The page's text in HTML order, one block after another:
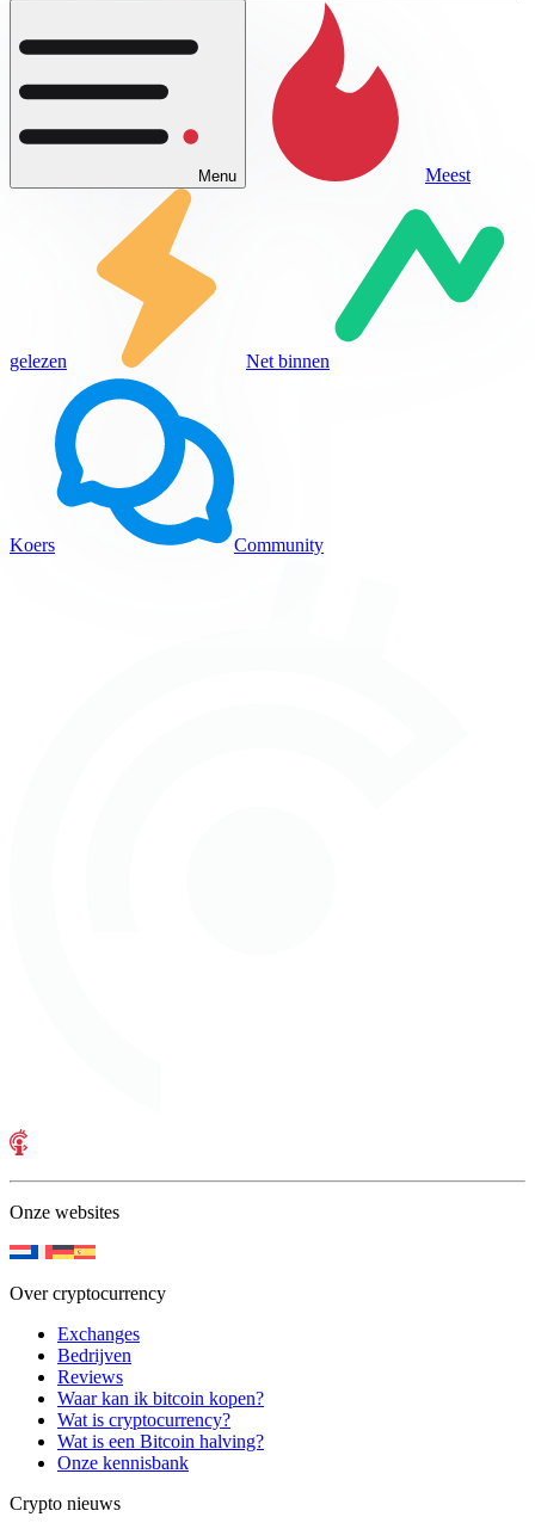
Menu Meest
gelezen Net binnen
Koers Community
Onze websites
Over cryptocurrency
Exchanges
Bedrijven
Reviews
Waar kan ik bitcoin kopen?
Wat is cryptocurrency?
Wat is een Bitcoin halving?
Onze kennisbank
Crypto nieuws